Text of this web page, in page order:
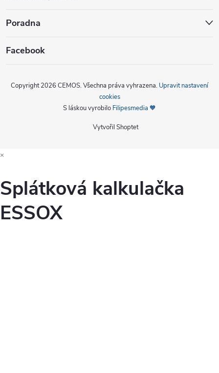
Poradna
Facebook
Vytvořil Shoptet
Copyright 2026 CEMOS. Všechna práva vyhrazena. Upravit nastavení
cookies
S láskou vyrobilo Filipesmedia 🧡
×
Splátková kalkulačka
ESSOX